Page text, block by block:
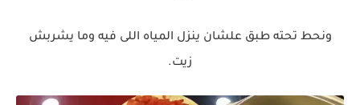
ونحط تحته طبق علشان ينزل المياه اللى فيه وما يشربش
زيت.